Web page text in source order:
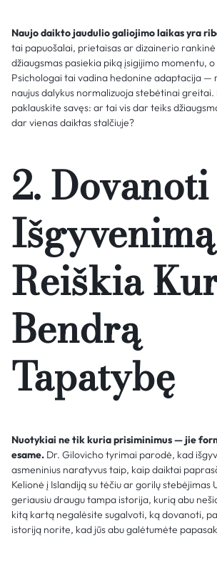
Naujo daikto jaudulio galiojimo laikas yra
tai papuošalai, prietaisas ar dizainerio
džiaugsmas pasiekia piką įsigijimo momentu,
Psichologai tai vadina hedonine adaptacija —
naujus dalykus normalizuoja stebėtinai
paklauskite savęs: ar tai vis dar teiks
dar vienas daiktas stalčiuje?
2. Dovanoti
Reiškia
Bendrą
Tapatybę
Nuotykiai ne tik kuria prisiminimus — jie
esame. Dr. Gilovicho tyrimai parodė, kad
asmeninius naratyvus taip, kaip daiktai
Kelionė į Islandiją su tėčiu ar gorilų stebėjimas
geriausiu draugu tampa istorija, kurią abu
kitą kartą negalėsite sugalvoti, ką dovanoti,
istoriją norite, kad jūs abu galėtumėte